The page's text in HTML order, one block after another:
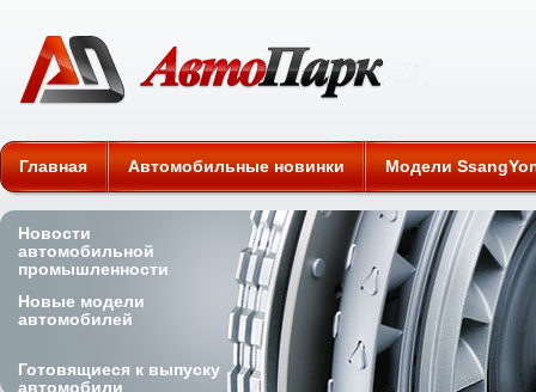
Главная Автомобильные новинки Модели
Новости
автомобильной
промышленности
Новые модели
автомобилей
Готовящиеся к выпуску
автомобили